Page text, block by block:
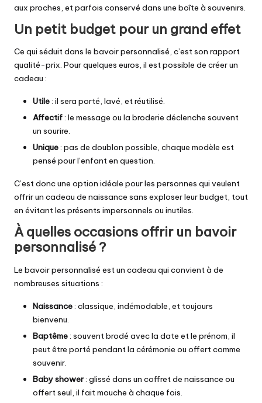
aux proches, et parfois conservé dans une boîte à souvenirs.
Un petit budget pour un grand effet
Ce qui séduit dans le bavoir personnalisé, c’est son rapport
qualité-prix. Pour quelques euros, il est possible de créer un
cadeau :
Utile: il sera porté, lavé, et réutilisé.
Affectif: le message ou la broderie déclenche souvent
un sourire.
Unique: pas de doublon possible, chaque modèle est
pensé pour l’enfant en question.
C’est donc une option idéale pour les personnes qui veulent
offrir un cadeau de naissance sans exploser leur budget, tout
en évitant les présents impersonnels ou inutiles.
À quelles occasions offrir un bavoir
personnalisé ?
Le bavoir personnalisé est un cadeau qui convient à de
nombreuses situations :
Naissance: classique, indémodable, et toujours
bienvenu.
Baptême: souvent brodé avec la date et le prénom, il
peut être porté pendant la cérémonie ou offert comme
souvenir.
Baby shower: glissé dans un coffret de naissance ou
offert seul, il fait mouche à chaque fois.